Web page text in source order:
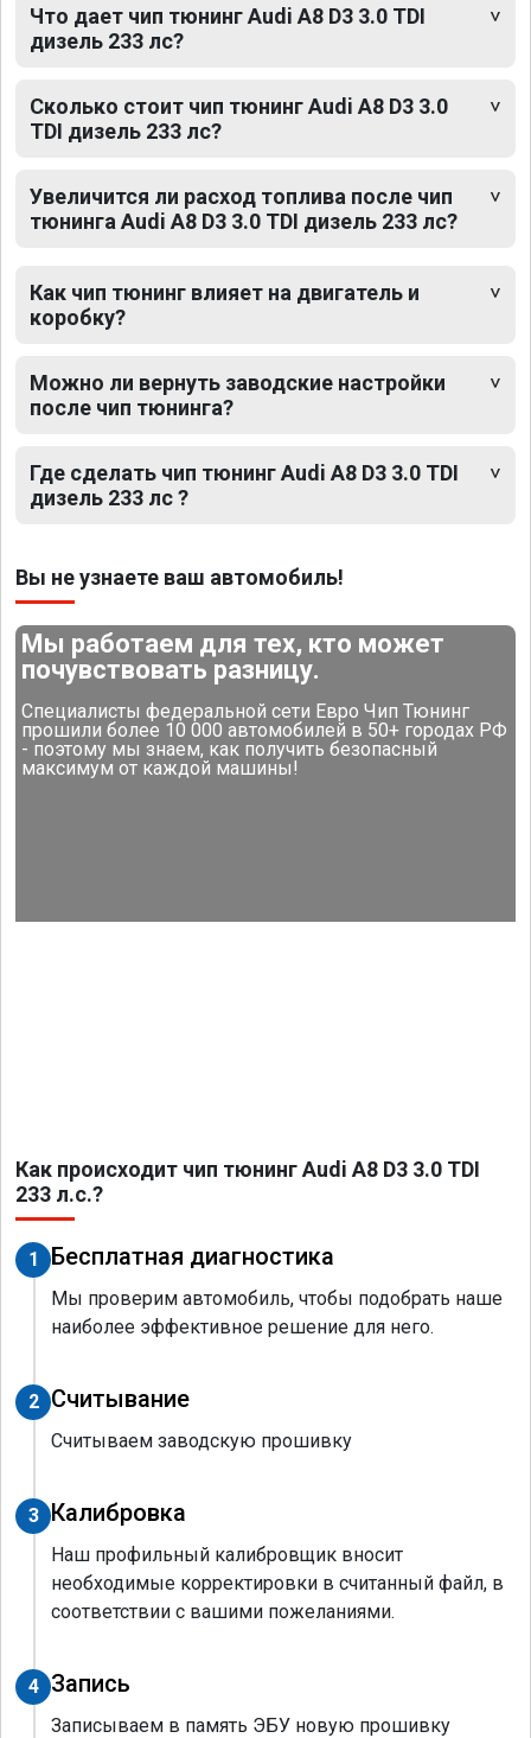
Что дает чип тюнинг Audi A8 D3 3.0 TDI
дизель 233 лс?
Сколько стоит чип тюнинг Audi A8 D3 3.0
TDI дизель 233 лс?
Увеличится ли расход топлива после чип
тюнинга Audi A8 D3 3.0 TDI дизель 233 лс?
Как чип тюнинг влияет на двигатель и
коробку?
Можно ли вернуть заводские настройки
после чип тюнинга?
Где сделать чип тюнинг Audi A8 D3 3.0 TDI
дизель 233 лс ?
Вы не узнаете ваш автомобиль!
Мы работаем для тех, кто может
почувствовать разницу.
Специалисты федеральной сети Евро Чип Тюнинг
прошили более 10 000 автомобилей в 50+ городах РФ
- поэтому мы знаем, как получить безопасный
максимум от каждой машины!
Как происходит чип тюнинг Audi A8 D3 3.0 TDI
233 л.с.?
1 Бесплатная диагностика
Мы проверим автомобиль, чтобы подобрать наше
наиболее эффективное решение для него.
2 Считывание
Считываем заводскую прошивку
3 Калибровка
Наш профильный калибровщик вносит
необходимые корректировки в считанный файл, в
соответствии с вашими пожеланиями.
4 Запись
Записываем в память ЭБУ новую прошивку